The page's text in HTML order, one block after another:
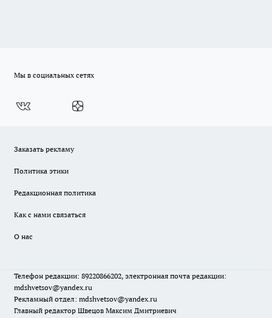
Мы в социальных сетях
Заказать рекламу
Политика этики
Редакционная политика
Как с нами связаться
О нас
Телефон редакции: 89220866202, электронная почта редакции:
mdshvetsov@yandex.ru
Рекламный отдел: mdshvetsov@yandex.ru
Главный редактор Швецов Максим Дмитриевич